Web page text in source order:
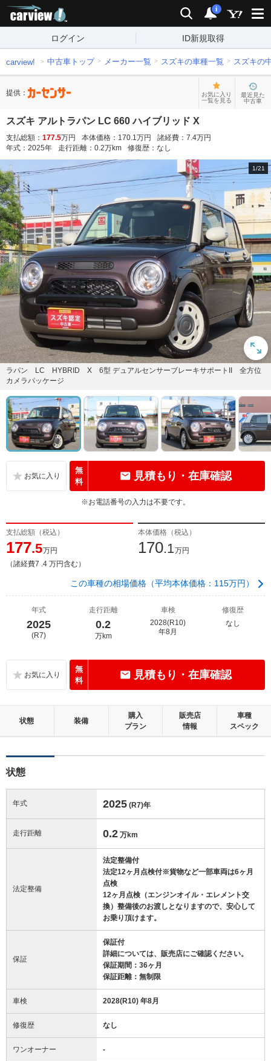
検索 通知
i
ログイン ID新規取得
carview! 中古車トップ メーカー一覧 スズキの車種一覧 スズキの
提供：
お気に入り
一覧を見る
最近見た
中古車
スズキ アルトラパン LC 660 ハイブリッド X
支払総額： 177.5万円 本体価格： 170.1万円 諸経費： 7.4万円
年式： 2025年 走行距離： 0.2万km 修復歴： なし
1/21
ラパン LC HYBRID X 6型 デュアルセンサーブレーキサポートII 全方位
カメラパッケージ
無
料
見積もり・在庫確認
※お電話番号の入力は不要です。
支払総額（税込）
177.5万円
（諸経費7 .4 万円含む）
本体価格（税込）
170.1万円
この車種の相場価格（平均本体価格：115万円）
年式
2025
(R7)
走行距離
0.2
万km
車検
2028(R10)
年8月
修復歴
なし
無
料
見積もり・在庫確認
状態 装備
購入
プラン
販売店
情報
車種
スペック
状態
年式 2025 (R7)年
走行距離 0.2 万km
法定整備
法定整備付
法定12ヶ月点検付※貨物など一部車両は6ヶ月
点検
12ヶ月点検（エンジンオイル・エレメント交
換）整備後のお渡しとなりますので、安心して
お乗り頂けます。
保証
保証付
詳細については、販売店にご確認ください。
保証期間：36ヶ月
保証距離：無制限
車検 2028(R10) 年8月
修復歴 なし
ワンオーナー -